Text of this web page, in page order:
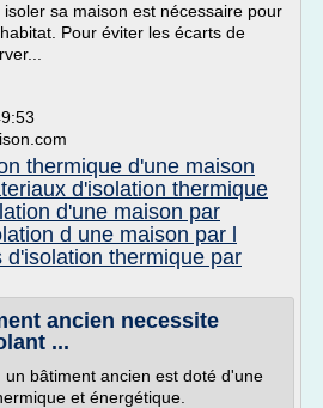
sa maison est nécessaire pour
Pour éviter les écarts de
thermique d'une maison
d'isolation thermique
d'une maison par
d une maison par l
d'isolation thermique par
ancien necessite
...
un bâtiment ancien est doté d'une
et énergétique.